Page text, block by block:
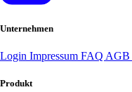
Unternehmen
Login Impressum FAQ AGB
Produkt